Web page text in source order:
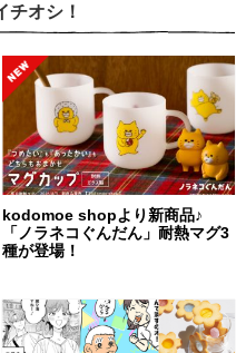
チオシ！
kodomoe shopより新商品♪
「ノラネコぐんだん」耐熱マグ3
種が登場！